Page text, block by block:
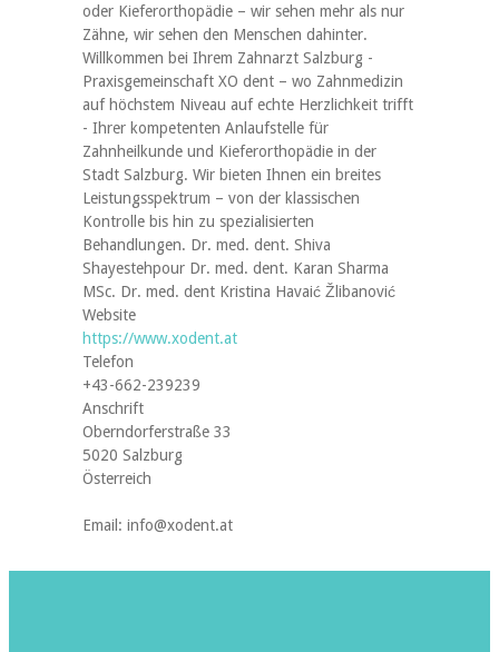
oder Kieferorthopädie – wir sehen mehr als nur
Zähne, wir sehen den Menschen dahinter.
Willkommen bei Ihrem Zahnarzt Salzburg -
Praxisgemeinschaft XO dent – wo Zahnmedizin
auf höchstem Niveau auf echte Herzlichkeit trifft
- Ihrer kompetenten Anlaufstelle für
Zahnheilkunde und Kieferorthopädie in der
Stadt Salzburg. Wir bieten Ihnen ein breites
Leistungsspektrum – von der klassischen
Kontrolle bis hin zu spezialisierten
Behandlungen. Dr. med. dent. Shiva
Shayestehpour Dr. med. dent. Karan Sharma
MSc. Dr. med. dent Kristina Havaić Žlibanović
Website
https://www.xodent.at
Telefon
+43-662-239239
Anschrift
Oberndorferstraße 33
5020 Salzburg
Österreich
Email: info@xodent.at